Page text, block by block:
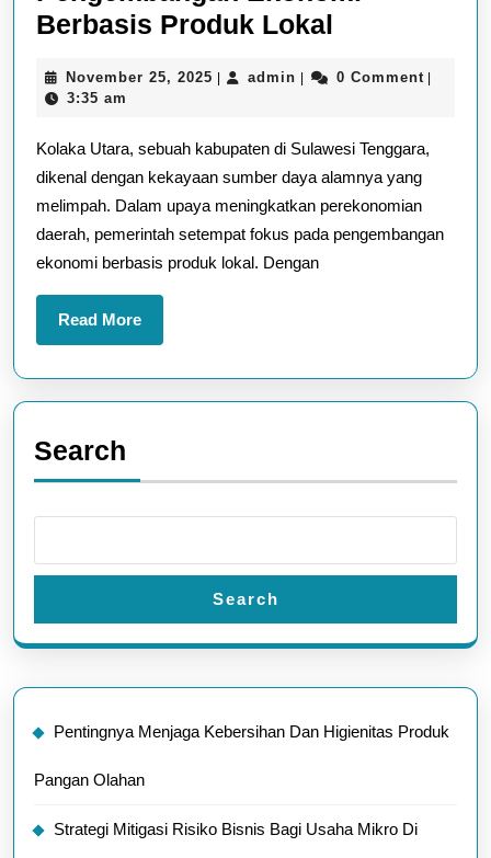
Berbasis Produk Lokal
dan
Ekonomi
Berbasis
Produk
Lokal
November 25, 2025 November
| admin admin
| 0 Comment |
3:35 am
Kolaka Utara, sebuah kabupaten di Sulawesi Tenggara,
dikenal dengan kekayaan sumber daya alamnya yang
melimpah. Dalam upaya meningkatkan perekonomian
daerah, pemerintah setempat fokus pada pengembangan
ekonomi berbasis produk lokal. Dengan
Read MoreRead
More
Search
Search
Pentingnya Menjaga Kebersihan Dan Higienitas Produk
Pangan Olahan
Strategi Mitigasi Risiko Bisnis Bagi Usaha Mikro Di